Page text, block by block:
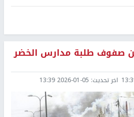
صفوف طلبة مدارس الخضر
اخر تحديث: 2026-01-05 13:39